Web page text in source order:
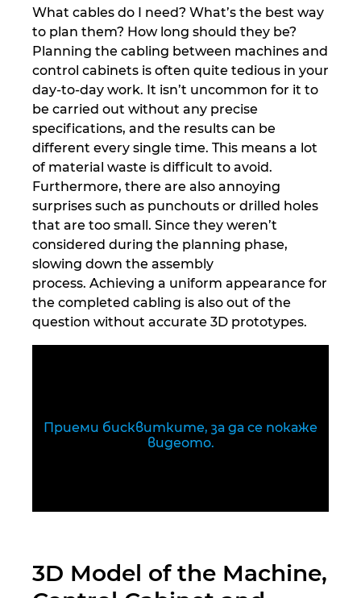
What cables do I need? What’s the best way
to plan them? How long should they be?
Planning the cabling between machines and
control cabinets is often quite tedious in your
day-to-day work. It isn’t uncommon for it to
be carried out without any precise
specifications, and the results can be
different every single time. This means a lot
of material waste is difficult to avoid.
Furthermore, there are also annoying
surprises such as punchouts or drilled holes
that are too small. Since they weren’t
considered during the planning phase,
slowing down the assembly
process. Achieving a uniform appearance for
the completed cabling is also out of the
question without accurate 3D prototypes.
Приеми бисквитките, за да се покаже
видеото.
3D Model of the Machine,
Съединени щати
Сърбия
Тайланд
Турция
Украйна
Унгария
Филипините
Финландия
Швейцария